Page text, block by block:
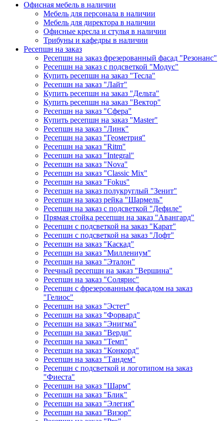
Офисная мебель в наличии
Мебель для персонала в наличии
Мебель для директора в наличии
Офисные кресла и стулья в наличии
Трибуны и кафедры в наличии
Ресепшн на заказ
Ресепшн на заказ фрезерованный фасад "Резонанс"
Ресепшн на заказ с подсветкой "Модус"
Купить ресепшн на заказ "Тесла"
Ресепшн на заказ "Лайт"
Купить ресепшн на заказ "Дельта"
Купить ресепшн на заказ "Вектор"
Ресепшн на заказ "Сфера"
Купить ресепшн на заказ "Master"
Ресепшн на заказ "Линк"
Ресепшн на заказ "Геометрия"
Ресепшн на заказ "Ritm"
Ресепшн на заказ "Integral"
Ресепшн на заказ "Nova"
Ресепшн на заказ "Classic Mix"
Ресепшн на заказ "Fokus"
Ресепшн на заказ полукруглый "Зенит"
Ресепшн на заказ рейка "Шармель"
Ресепшн на заказ с подсветкой "Дефиле"
Прямая стойка ресепшн на заказ "Авангард"
Ресепшн с подсветкой на заказ "Карат"
Ресепшн с подсветкой на заказ "Лофт"
Ресепшн на заказ "Каскад"
Ресепшн на заказ "Миллениум"
Ресепшн на заказ "Эталон"
Реечный ресепшн на заказ "Вершина"
Ресепшн на заказ "Солярис"
Ресепшн с фрезерованным фасадом на заказ
"Гелиос"
Ресепшн на заказ "Эстет"
Ресепшн на заказ "Форвард"
Ресепшн на заказ "Энигма"
Ресепшн на заказ "Верди"
Ресепшн на заказ "Темп"
Ресепшн на заказ "Конкорд"
Ресепшн на заказ "Тандем"
Ресепшн с подсветкой и логотипом на заказ
"Фиеста"
Ресепшн на заказ "Шарм"
Ресепшн на заказ "Блик"
Ресепшн на заказ "Элегия"
Ресепшн на заказ "Визор"